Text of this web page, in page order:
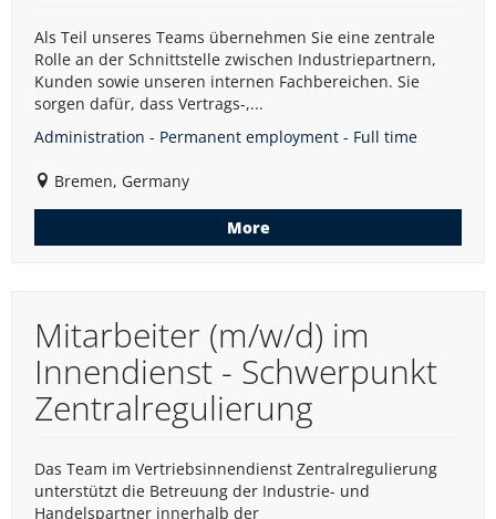
Als Teil unseres Teams übernehmen Sie eine zentrale
Rolle an der Schnittstelle zwischen Industriepartnern,
Kunden sowie unseren internen Fachbereichen. Sie
sorgen dafür, dass Vertrags-,...
Administration - Permanent employment - Full time
Bremen, Germany
More
Mitarbeiter (m/w/d) im
Innendienst - Schwerpunkt
Zentralregulierung
Das Team im Vertriebsinnendienst Zentralregulierung
unterstützt die Betreuung der Industrie- und
Handelspartner innerhalb der